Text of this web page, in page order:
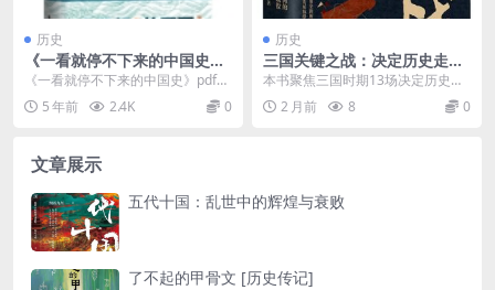
历史
《一看就停不下来的中国史》
pdf文字版电子书下载
《一看就停不下来的中国史》pdf文
字版电子书下载介绍 书名：一看就
停不下来的中国...
5 年前 2.4K 0
历史
三国关键之战：决定历史走向
的13场战役
本书聚焦三国时期13场决定历史走
向的关键战役，如官渡之战、赤壁
之战等，详细分析其...
2 月前 8 0
文章展示
五代十国：乱世中的辉煌与衰败
了不起的甲骨文 [历史传记]